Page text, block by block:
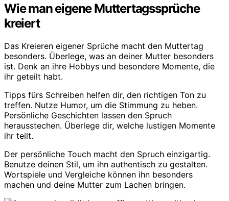
Wie man eigene Muttertagssprüche
kreiert
Das Kreieren eigener Sprüche macht den Muttertag
besonders. Überlege, was an deiner Mutter besonders
ist. Denk an ihre Hobbys und besondere Momente, die
ihr geteilt habt.
Tipps fürs Schreiben helfen dir, den richtigen Ton zu
treffen. Nutze Humor, um die Stimmung zu heben.
Persönliche Geschichten lassen den Spruch
herausstechen. Überlege dir, welche lustigen Momente
ihr teilt.
Der persönliche Touch macht den Spruch einzigartig.
Benutze deinen Stil, um ihn authentisch zu gestalten.
Wortspiele und Vergleiche können ihn besonders
machen und deine Mutter zum Lachen bringen.